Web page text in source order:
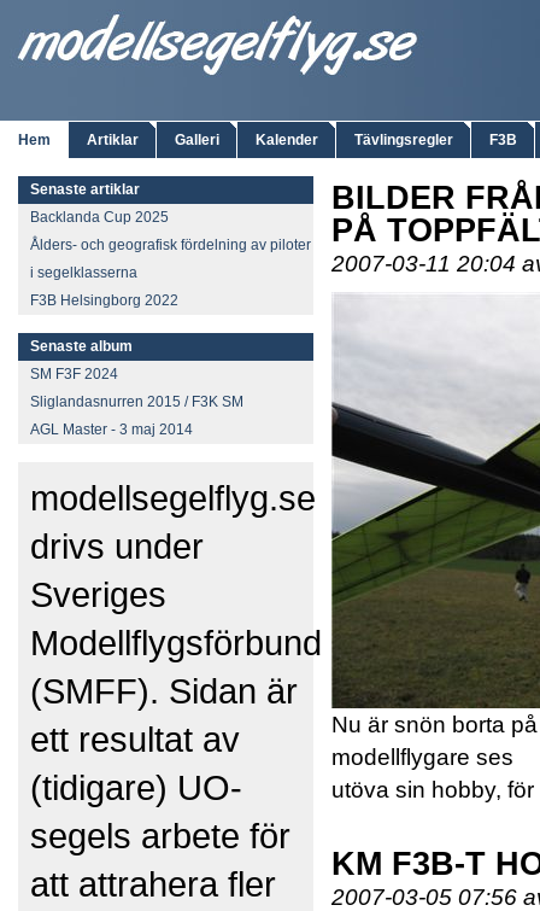
Hem Artiklar Galleri Kalender Tävlingsregler F3B
Senaste artiklar
Backlanda Cup 2025
Ålders- och geografisk fördelning av piloter
i segelklasserna
F3B Helsingborg 2022
Senaste album
SM F3F 2024
Sliglandasnurren 2015 / F3K SM
AGL Master - 3 maj 2014
modellsegelflyg.se
drivs under
Sveriges
Modellflygsförbund
(SMFF). Sidan är
ett resultat av
(tidigare) UO-
segels arbete för
att attrahera fler
BILDER
PÅ
2007-03-11 20:04
Nu är snön borta
modellflygare ses
utöva sin hobby,
KM F3B-T
2007-03-05 07:56